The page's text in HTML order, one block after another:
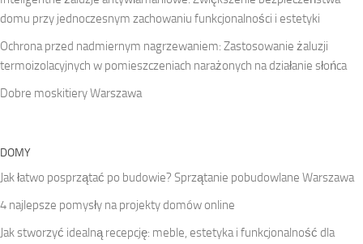
domu przy jednoczesnym zachowaniu funkcjonalności i estetyki
Ochrona przed nadmiernym nagrzewaniem: Zastosowanie żaluzji
termoizolacyjnych w pomieszczeniach narażonych na działanie słońca
Dobre moskitiery Warszawa
DOMY
Jak łatwo posprzątać po budowie? Sprzątanie pobudowlane Warszawa
4 najlepsze pomysły na projekty domów online
Jak stworzyć idealną recepcję: meble, estetyka i funkcjonalność dla